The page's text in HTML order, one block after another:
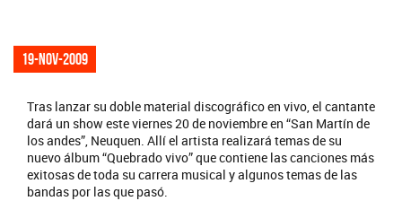
19-nov-2009
Tras lanzar su doble material discográfico en vivo, el cantante
dará un show este viernes 20 de noviembre en “San Martín de
los andes”, Neuquen. Allí el artista realizará temas de su
nuevo álbum “Quebrado vivo” que contiene las canciones más
exitosas de toda su carrera musical y algunos temas de las
bandas por las que pasó.